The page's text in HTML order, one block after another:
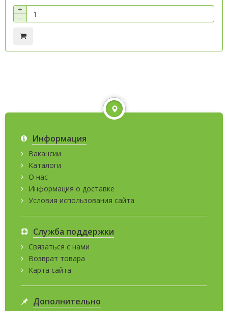
+
−
Информация
Вакансии
Каталоги
О нас
Информация о доставке
Условия использования сайта
Служба поддержки
Связаться с нами
Возврат товара
Карта сайта
Дополнительно